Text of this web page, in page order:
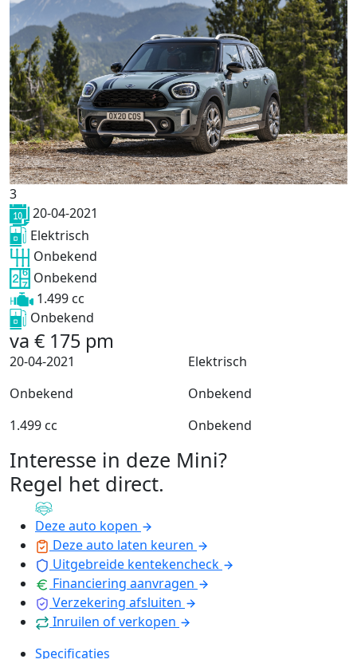
3
20-04-2021
Elektrisch
Onbekend
Onbekend
1.499 cc
Onbekend
va € 175 pm
20-04-2021
Elektrisch
Onbekend
Onbekend
1.499 cc
Onbekend
Interesse in deze Mini?
Regel het direct.
Deze auto kopen
Deze auto laten keuren
Uitgebreide kentekencheck
Financiering aanvragen
Verzekering afsluiten
Inruilen of verkopen
Specificaties